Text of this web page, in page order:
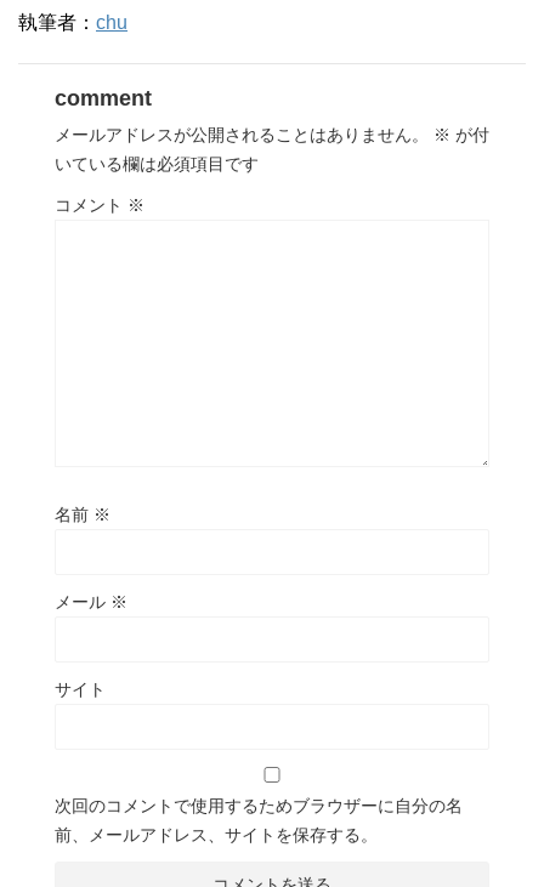
執筆者： chu
comment
メールアドレスが公開されることはありません。 ※ が付
いている欄は必須項目です
コメント ※
名前 ※
メール ※
サイト
次回のコメントで使用するためブラウザーに自分の名
前、メールアドレス、サイトを保存する。